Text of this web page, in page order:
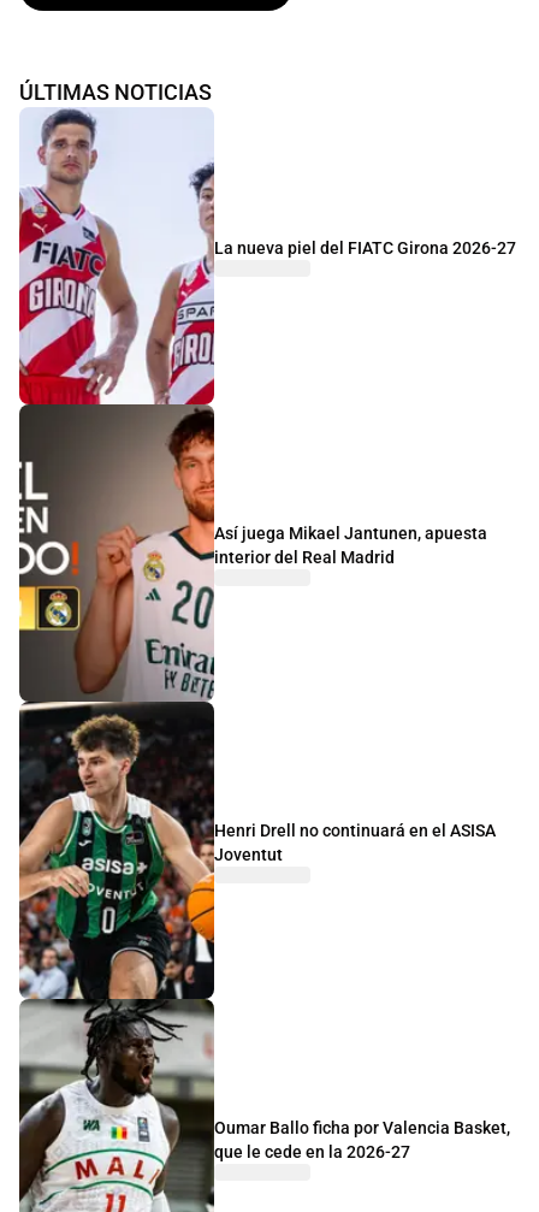
ÚLTIMAS NOTICIAS
La nueva piel del FIATC Girona 2026-27
Así juega Mikael Jantunen, apuesta
interior del Real Madrid
Henri Drell no continuará en el ASISA
Joventut
Oumar Ballo ficha por Valencia Basket,
que le cede en la 2026-27